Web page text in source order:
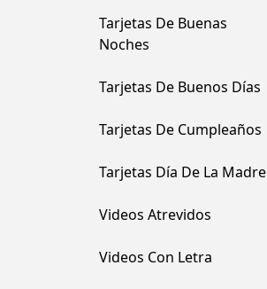
Tarjetas De Buenas
Noches
Tarjetas De Buenos Días
Tarjetas De Cumpleaños
Tarjetas Día De La Madre
Videos Atrevidos
Videos Con Letra